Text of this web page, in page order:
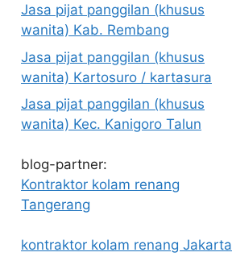
Jasa pijat panggilan (khusus
wanita) Kab. Rembang
Jasa pijat panggilan (khusus
wanita) Kartosuro / kartasura
Jasa pijat panggilan (khusus
wanita) Kec. Kanigoro Talun
blog-partner:
Kontraktor kolam renang
Tangerang
kontraktor kolam renang Jakarta